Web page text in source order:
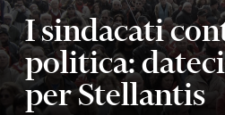
I sindacati
politica:
per Stellantis